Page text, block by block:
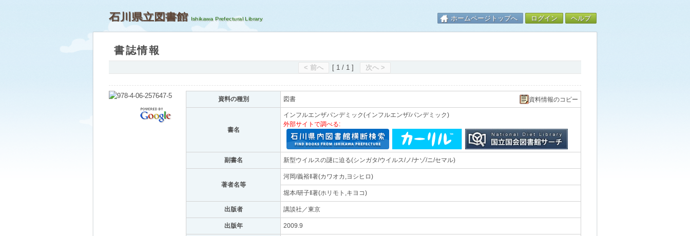
石川県立図書館 ホームページトップへ ログイン ヘルプ
書誌情報
< 前へ [ 1 / 1 ] 次へ >
資料の種別 図書 資料情報のコピー
書名
インフルエンザパンデミック(インフルエンザ/パンデミック)
外部サイトで調べる:
副書名 新型ウイルスの謎に迫る(シンガタ/ウイルス/ノ/ナゾ/ニ/セマル)
著者名等
河岡/義裕‖著(カワオカ,ヨシヒロ)
堀本/研子‖著(ホリモト,キヨコ)
出版者 講談社／東京
出版年 2009.9